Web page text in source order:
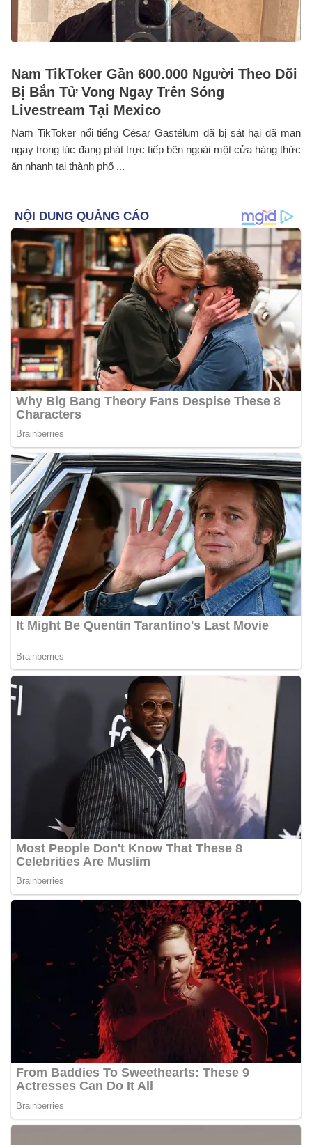
Nam TikToker Gần 600.000 Người Theo Dõi
Bị Bắn Tử Vong Ngay Trên Sóng
Livestream Tại Mexico
Nam TikToker nổi tiếng César Gastélum đã bị sát hại dã man
ngay trong lúc đang phát trực tiếp bên ngoài một cửa hàng thức
ăn nhanh tại thành phố ...